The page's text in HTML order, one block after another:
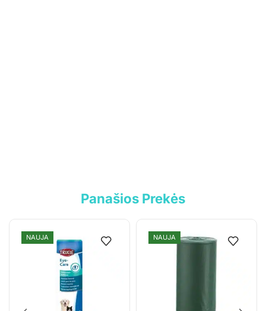
Panašios Prekės
NAUJA NAUJA
Klientams
Mano paskyra
Siuntos sekimas